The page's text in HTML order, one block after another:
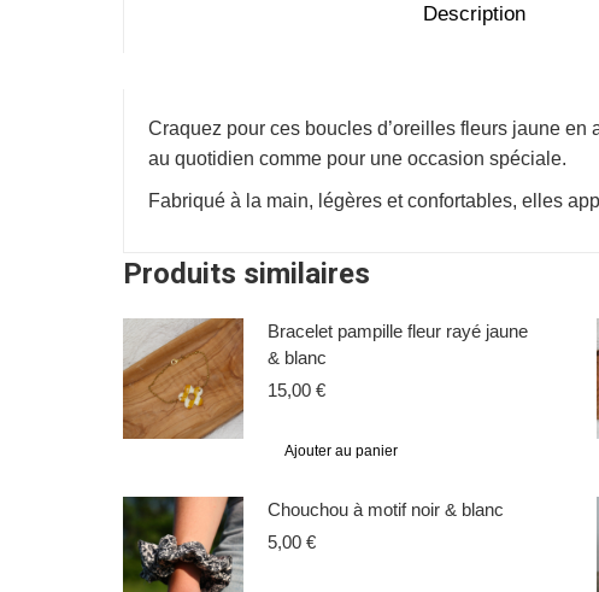
Description
Craquez pour ces boucles d’oreilles fleurs jaune
au quotidien comme pour une occasion spéciale.
Fabriqué à la main, légères et confortables, elles
Produits similaires
Bracelet pampille fleur rayé jaune
& blanc
15,00 €
Ajouter au panier
Chouchou à motif noir & blanc
5,00 €